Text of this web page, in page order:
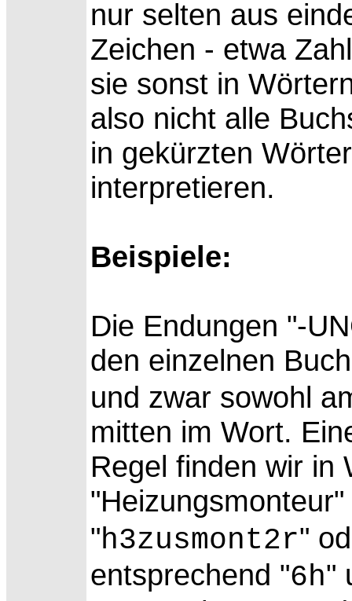
nur selten aus
Zeichen - etwa
sie sonst in
also nicht alle
in gekürzten
interpretieren.
Beispiele:
Die Endungen "-
den einzelnen
und zwar sowohl
mitten im Wort.
Regel finden wir in
"h3zusmont2r"
entsprechend "6h"